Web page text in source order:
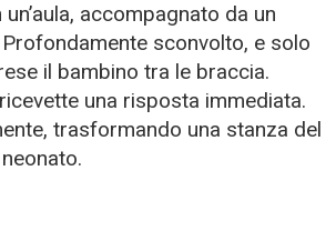
accompagnato da un
sconvolto, e solo
il bambino tra le braccia.
una risposta immediata.
trasformando una stanza del